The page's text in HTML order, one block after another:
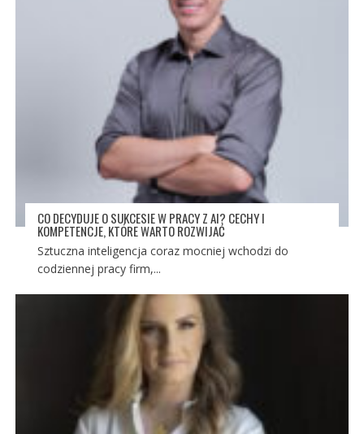
CO DECYDUJE O SUKCESIE W PRACY Z AI? CECHY I
KOMPETENCJE, KTÓRE WARTO ROZWIJAĆ
Sztuczna inteligencja coraz mocniej wchodzi do
codziennej pracy firm,...